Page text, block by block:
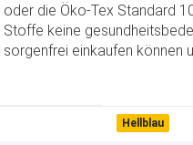
oder die Öko-Tex Standard
Stoffe keine
sorgenfrei einkaufen können
Hellblau